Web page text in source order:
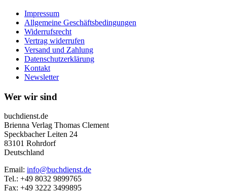
Impressum
Allgemeine Geschäftsbedingungen
Widerrufsrecht
Vertrag widerrufen
Versand und Zahlung
Datenschutzerklärung
Kontakt
Newsletter
Wer wir sind
buchdienst.de
Brienna Verlag Thomas Clement
Speckbacher Leiten 24
83101 Rohrdorf
Deutschland
Email: info@buchdienst.de
Tel.: +49 8032 9899765
Fax: +49 3222 3499895